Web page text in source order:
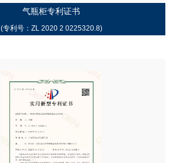
气瓶柜专利证书
(专利号：ZL 2020 2 0225320.8)